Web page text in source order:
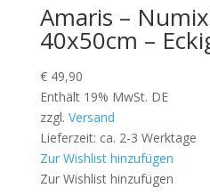
Amaris –
40x50cm –
€49,90
Enthält 19% MwSt. DE
zzgl. Versand
Lieferzeit: ca. 2-3 Werktage
Zur Wishlist hinzufügen
Zur Wishlist hinzufügen